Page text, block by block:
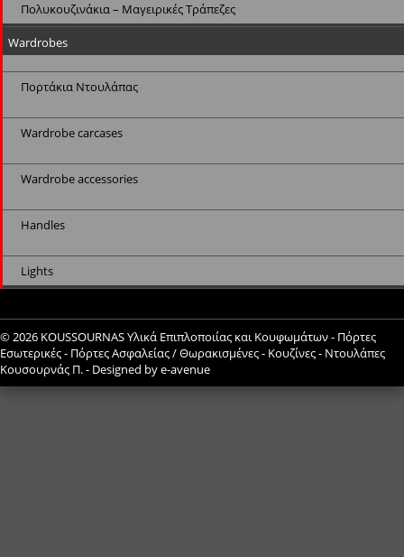
Πολυκουζινάκια – Μαγειρικές Τράπεζες
Wardrobes
Πορτάκια Ντουλάπας
Wardrobe carcases
Wardrobe accessories
Handles
Lights
© 2026 KOUSSOURNAS Υλικά Επιπλοποιίας και Κουφωμάτων - Πόρτες
Εσωτερικές - Πόρτες Ασφαλείας / Θωρακισμένες - Κουζίνες - Ντουλάπες
Κουσουρνάς Π.- Designed bye-avenue